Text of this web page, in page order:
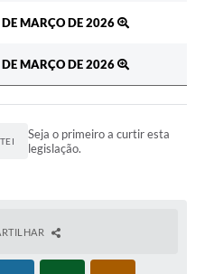
MARÇO DE 2026
MARÇO DE 2026
Seja o primeiro a curtir esta
legislação.